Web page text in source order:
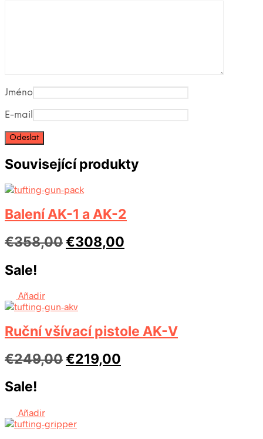
Jméno
E-mail
Související produkty
Balení AK-1 a AK-2
€358,00Původní
€308,00
Sale!
Añadir
Ruční všívací pistole AK-V
€249,00Původní
€219,00
Sale!
Añadir